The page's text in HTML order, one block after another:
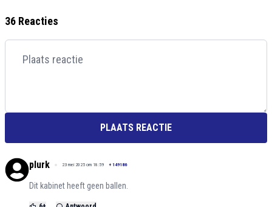
36 Reacties
PLAATS REACTIE
plurk 23 mei 2025 om 18:59 + 149186
Dit kabinet heeft geen ballen.